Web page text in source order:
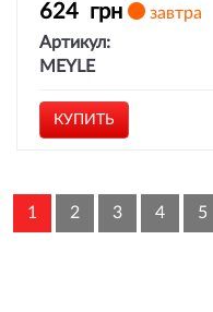
624 грн
завтра
Артикул:
MEYLE
КУПИТЬ
1 2 3 4 5